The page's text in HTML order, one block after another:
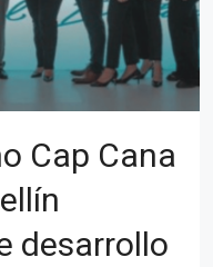
Cap Cana
desarrollo